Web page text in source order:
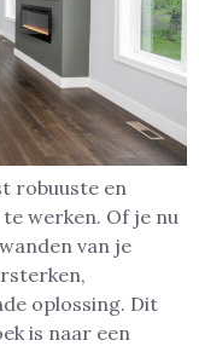
robuuste en
werken. Of je nu
van je
oplossing. Dit
is naar een